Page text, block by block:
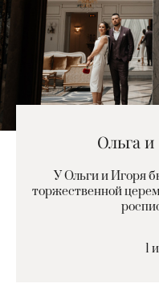
Ольга
У Ольги и Игоря
торжественной
1